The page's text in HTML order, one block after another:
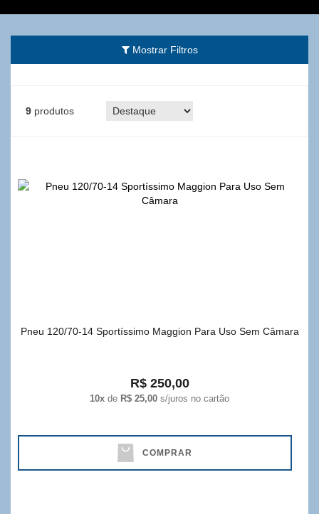
Mostrar Filtros
9 produtos
Pneu 120/70-14 Sportíssimo Maggion Para Uso Sem Câmara
R$ 250,00
10x de R$ 25,00 s/juros no cartão
COMPRAR